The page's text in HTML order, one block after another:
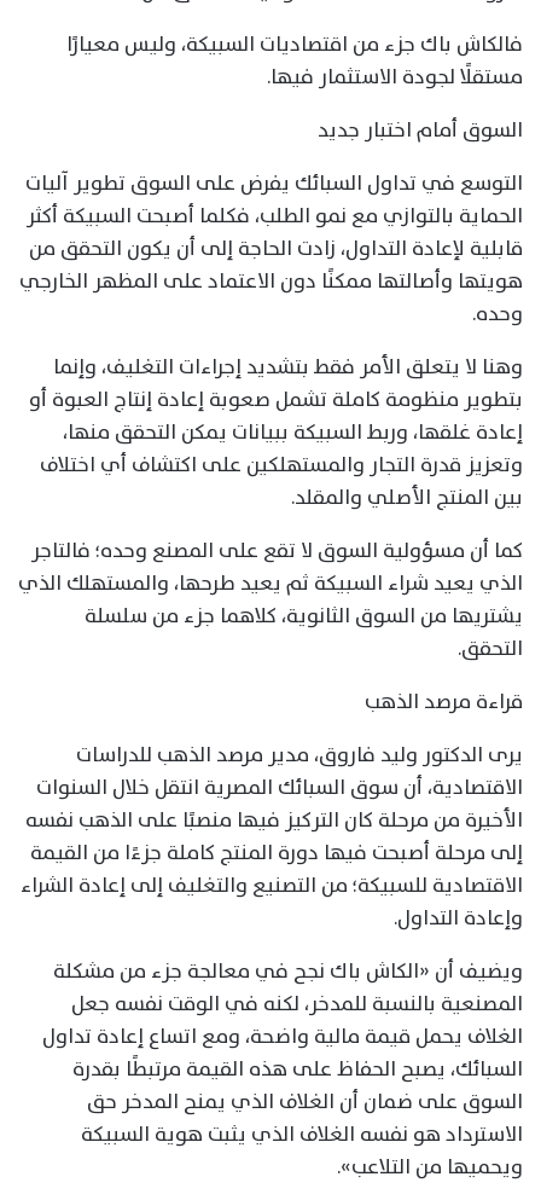
فالكاش باك جزء من اقتصاديات السبيكة، وليس معيارًا
مستقلًا لجودة الاستثمار فيها.
السوق أمام اختبار جديد
التوسع في تداول السبائك يفرض على السوق تطوير آليات
الحماية بالتوازي مع نمو الطلب، فكلما أصبحت السبيكة أكثر
قابلية لإعادة التداول، زادت الحاجة إلى أن يكون التحقق من
هويتها وأصالتها ممكنًا دون الاعتماد على المظهر الخارجي
وحده.
وهنا لا يتعلق الأمر فقط بتشديد إجراءات التغليف، وإنما
بتطوير منظومة كاملة تشمل صعوبة إعادة إنتاج العبوة أو
إعادة غلقها، وربط السبيكة ببيانات يمكن التحقق منها،
وتعزيز قدرة التجار والمستهلكين على اكتشاف أي اختلاف
بين المنتج الأصلي والمقلد.
كما أن مسؤولية السوق لا تقع على المصنع وحده؛ فالتاجر
الذي يعيد شراء السبيكة ثم يعيد طرحها، والمستهلك الذي
يشتريها من السوق الثانوية، كلاهما جزء من سلسلة
التحقق.
قراءة مرصد الذهب
يرى الدكتور وليد فاروق، مدير مرصد الذهب للدراسات
الاقتصادية، أن سوق السبائك المصرية انتقل خلال السنوات
الأخيرة من مرحلة كان التركيز فيها منصبًا على الذهب نفسه
إلى مرحلة أصبحت فيها دورة المنتج كاملة جزءًا من القيمة
الاقتصادية للسبيكة؛ من التصنيع والتغليف إلى إعادة الشراء
وإعادة التداول.
ويضيف أن «الكاش باك نجح في معالجة جزء من مشكلة
المصنعية بالنسبة للمدخر، لكنه في الوقت نفسه جعل
الغلاف يحمل قيمة مالية واضحة، ومع اتساع إعادة تداول
السبائك، يصبح الحفاظ على هذه القيمة مرتبطًا بقدرة
السوق على ضمان أن الغلاف الذي يمنح المدخر حق
الاسترداد هو نفسه الغلاف الذي يثبت هوية السبيكة
ويحميها من التلاعب».